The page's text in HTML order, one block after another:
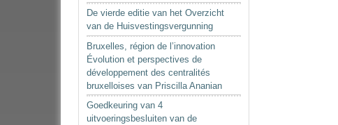
De vierde editie van het Overzicht
van de Huisvestingsvergunning
Bruxelles, région de l’innovation
Évolution et perspectives de
développement des centralités
bruxelloises van Priscilla Ananian
Goedkeuring van 4
uitvoeringsbesluiten van de